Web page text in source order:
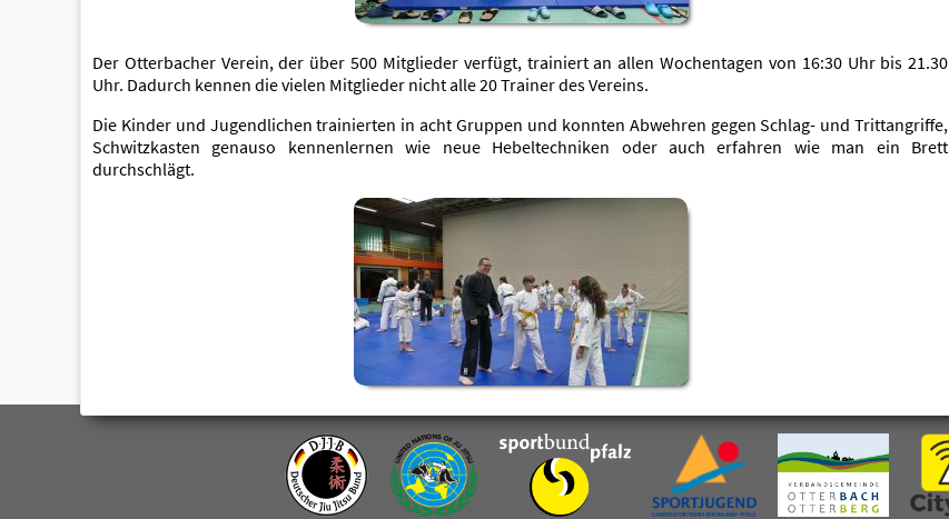
Der Otterbacher Verein, der über 500 Mitglieder verfügt, trainiert an allen Wochentagen von 16:30 Uhr bis 21.30
Uhr. Dadurch kennen die vielen Mitglieder nicht alle 20 Trainer des Vereins.
Die Kinder und Jugendlichen trainierten in acht Gruppen und konnten Abwehren gegen Schlag- und Trittangriffe,
Schwitzkasten genauso kennenlernen wie neue Hebeltechniken oder auch erfahren wie man ein Brett
durchschlägt.